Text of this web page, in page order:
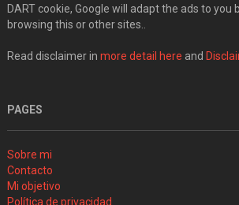
DART cookie, Google will adapt the ads to you
browsing this or other sites..
Read disclaimer in more detail here and
PAGES
Sobre mi
Contacto
Mi objetivo
Política de privacidad